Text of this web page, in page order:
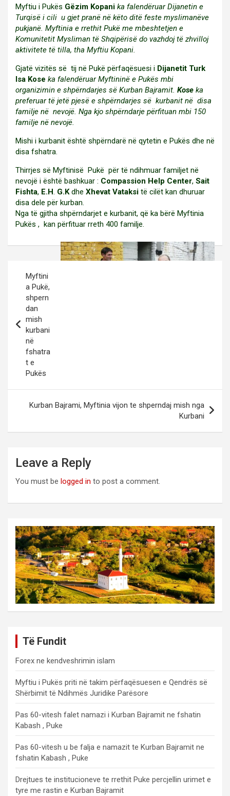
Myftiu i Pukës Gëzim Kopani ka falendëruar Dijanetin e
Turqisë i cili u gjet pranë në këto ditë feste myslimanëve
pukjanë. Myftinia e rrethit Pukë me mbeshtetjen e
Komunitetit Mysliman të Shqipërisë do vazhdoj të zhvilloj
aktivitete të tilla, tha Myftiu Kopani.
Gjatë vizitës së tij në Pukë përfaqësuesi i Dijanetit Turk
Isa Kose ka falendëruar Myftininë e Pukës mbi
organizimin e shpërndarjes së Kurban Bajramit. Kose ka
preferuar të jetë pjesë e shpërndarjes së kurbanit në disa
familje në nevojë. Nga kjo shpërndarje përfituan mbi 150
familje në nevojë.
Mishi i kurbanit është shpërndarë në qytetin e Pukës dhe në
disa fshatra.
Thirrjes së Myftinisë Pukë për të ndihmuar familjet në
nevojë i është bashkuar : Compassion Help Center, Sait
Fishta, E.H. G.Kdhe Xhevat Vataksi të cilët kan dhuruar
disa dele për kurban.
Nga të gjitha shpërndarjet e kurbanit, që ka bërë Myftinia
Pukës , kan përfituar rreth 400 familje.
navigation
Myftini
a Pukë,
shpern
dan
mish
kurbani
në
fshatra
t e
Pukës
Kurban Bajrami, Myftinia vijon te shperndaj mish nga
Kurbani
Leave a Reply
You must be logged in to post a comment.
Të Fundit
Forex ne kendveshrimin islam
Myftiu i Pukës priti në takim përfaqësuesen e Qendrës së
Shërbimit të Ndihmës Juridike Parësore
Pas 60-vitesh falet namazi i Kurban Bajramit ne fshatin
Kabash , Puke
Pas 60-vitesh u be falja e namazit te Kurban Bajramit ne
fshatin Kabash , Puke
Drejtues te institucioneve te rrethit Puke percjellin urimet e
tyre me rastin e Kurban Bajramit